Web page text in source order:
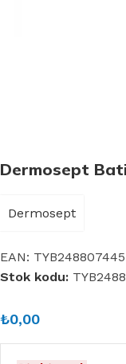
Dermosept
Dermosept
EAN:
Stok kodu:
₺0,00